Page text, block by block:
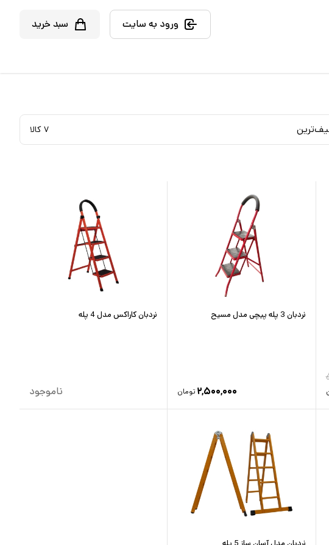
ورود به سایت سبد خرید
۷ کالا
نردبان 3 پله پیچی مدل مسیح
۲,۵۰۰,۰۰۰ تومان
نردبان کاراکس مدل 4 پله
ناموجود